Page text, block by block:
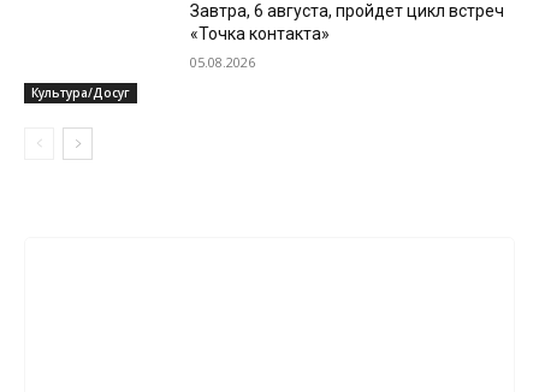
Культура/Досуг
Завтра, 6 августа, пройдет цикл встреч
«Точка контакта»
05.08.2026